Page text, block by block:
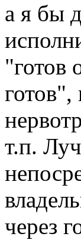
а я бы
"готов
т.п.
через